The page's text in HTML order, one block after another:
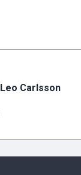
Leo Carlsson